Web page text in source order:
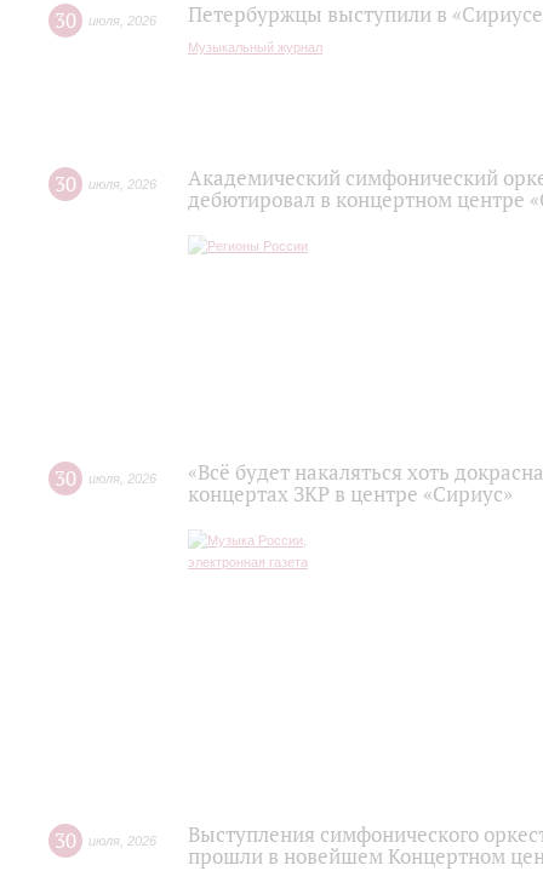
30 июля 2026 Петербуржцы выступили в
Музыкальный журнал
30 июля 2026
Академический симфонический
дебютировал в концертном центре
30 июля 2026
«Всё будет накаляться хоть
концертах ЗКР в центре «Сириус»
30 июля 2026
Выступления симфонического
прошли в новейшем Концертном